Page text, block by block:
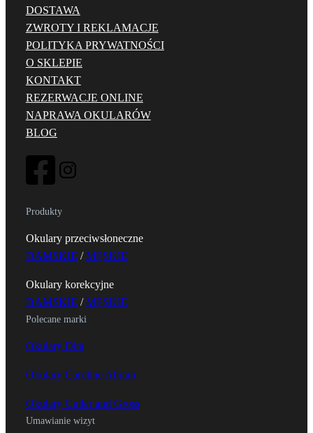
DOSTAWA
ZWROTY I REKLAMACJE
POLITYKA PRYWATNOŚCI
O SKLEPIE
KONTAKT
REZERWACJE ONLINE
NAPRAWA OKULARÓW
BLOG
Produkty
Okulary przeciwsłoneczne
DAMSKIE /MĘSKIE
Okulary korekcyjne
DAMSKIE /MĘSKIE
Polecane marki
Okulary Dita
Okulary Caroline Abram
Okulary Cutler and Gross
Umawianie wizyt